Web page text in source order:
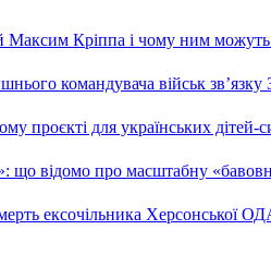
Максим Кріппа і чому ним
командувача військ
проєкті для українських дітей-
що відомо про масштабну
ексочільника Херсонської